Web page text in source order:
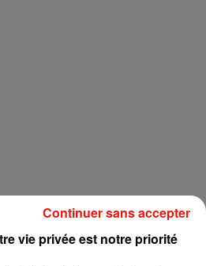
vie privée est notre priorité
Continuer sans accepter